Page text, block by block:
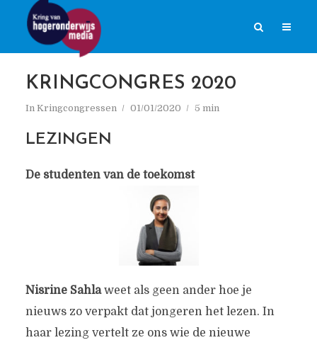
KRINGCONGRES 2020
In Kringcongressen 01/01/2020 5 min
LEZINGEN
De studenten van de toekomst
Nisrine Sahlaweet als geen ander hoe je
nieuws zo verpakt dat jongeren het lezen. In
haar lezing vertelt ze ons wie de nieuwe